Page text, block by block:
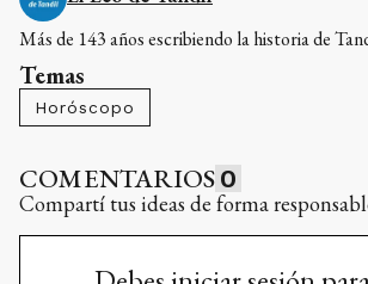
Más de 143 años escribiendo la historia de
Temas
Horóscopo
COMENTARIOS 0
Compartí tus ideas de forma